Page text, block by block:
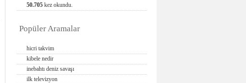
50.705 kez okundu.
Popüler Aramalar
hicri takvim
kibele nedir
inebahtı deniz savaşı
ilk televizyon